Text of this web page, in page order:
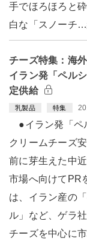
手でほろほろと
白な「スノーチ
チーズ特集：海
イラン発「ペル
定供給
乳製品 特集
●イラン発「ペ
クリームチーズ
前に芽生えた中
市場へ向けてPR
は、イラン産の
ル」など、ゲラ
チーズを中心に